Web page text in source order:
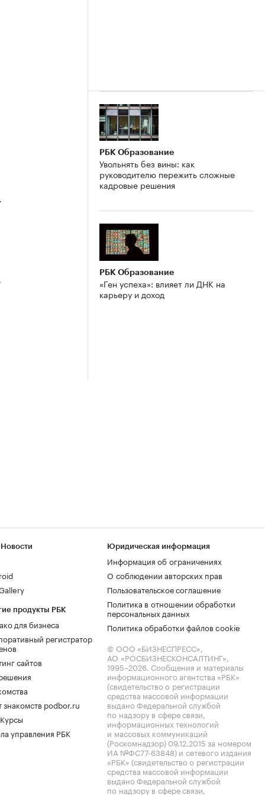
РБК Образование
Увольнять без вины: как
руководителю пережить сложные
кадровые решения
РБК Образование
«Ген успеха»: влияет ли ДНК на
карьеру и доход
продукты РБК
для бизнеса
регистратор
сайтов
знакомств podbor.ru
управления РБК
Юридическая информация
Информация об ограничениях
О соблюдении авторских прав
Пользовательское соглашение
Политика в отношении обработки
персональных данных
Политика обработки файлов cookie
© ООО «БИЗНЕСПРЕСС»,
АО «РОСБИЗНЕСКОНСАЛТИНГ»,
1995–2026. Сообщения и материалы
информационного агентства «РБК»
(свидетельство о регистрации
средства массовой информации
выдано Федеральной службой
по надзору в сфере связи,
информационных технологий
и массовых коммуникаций
(Роскомнадзор) 09.12.2015 за номером
ИА №ФС77-63848) и сетевого издания
«РБК» (свидетельство о регистрации
средства массовой информации
выдано Федеральной службой
по надзору в сфере связи,